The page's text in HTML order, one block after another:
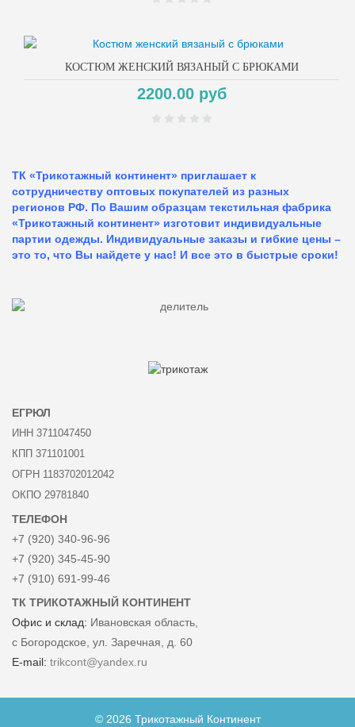
КОСТЮМ ЖЕНСКИЙ ВЯЗАНЫЙ С БРЮКАМИ
2200.00 руб
ТК «Трикотажный континент» приглашает к
сотрудничеству оптовых покупателей из разных
регионов РФ. По Вашим образцам текстильная фабрика
«Трикотажный континент» изготовит индивидуальные
партии одежды. Индивидуальные заказы и гибкие цены –
это то, что Вы найдете у нас! И все это в быстрые сроки!
ЕГРЮЛ
ИНН 3711047450
КПП 371101001
ОГРН 1183702012042
ОКПО 29781840
ТЕЛЕФОН
+7 (920) 340-96-96
+7 (920) 345-45-90
+7 (910) 691-99-46
ТК ТРИКОТАЖНЫЙ КОНТИНЕНТ
Офис и склад: Ивановская область,
с Богородское, ул. Заречная, д. 60
E-mail: trikcont@yandex.ru
© 2026 Трикотажный Континент